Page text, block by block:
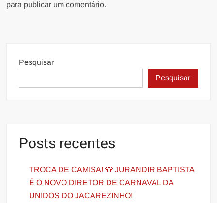
para publicar um comentário.
Pesquisar
Pesquisar
Posts recentes
TROCA DE CAMISA! 👕 JURANDIR BAPTISTA
É O NOVO DIRETOR DE CARNAVAL DA
UNIDOS DO JACAREZINHO!